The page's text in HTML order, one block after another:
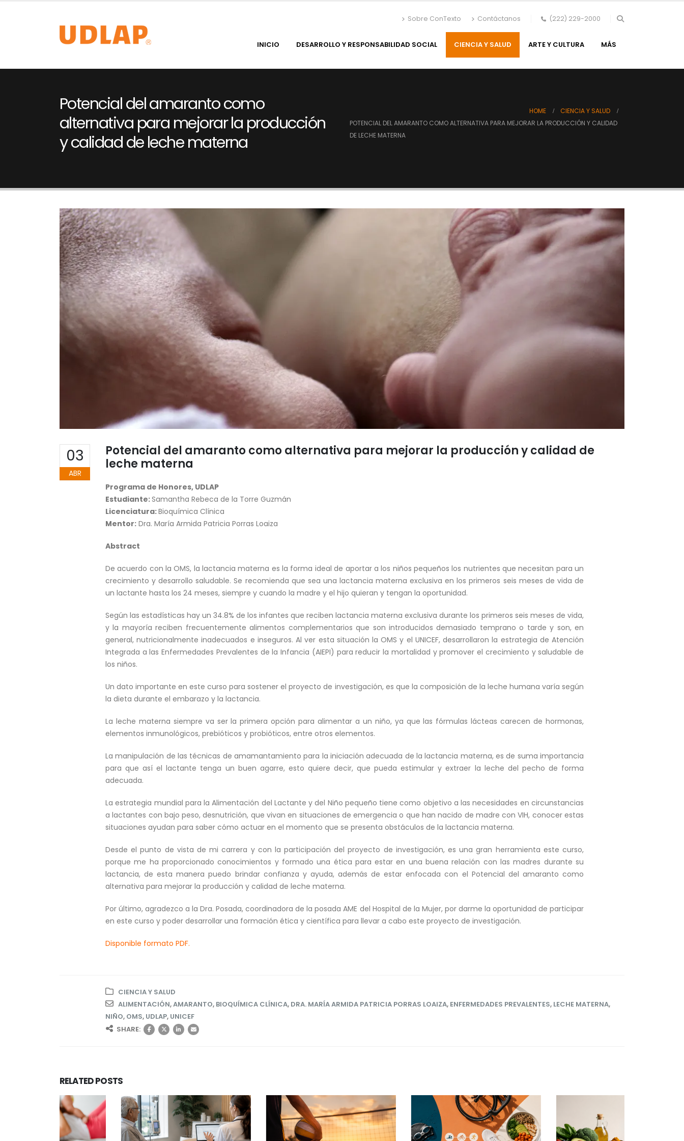
Sobre ConTexto Contáctanos (222) 229-2000
INICIO DESARROLLO Y RESPONSABILIDAD SOCIAL CIENCIA Y SALUD ARTE Y CULTURA MÁS
Potencial del amaranto como
alternativa para mejorar la producción
y calidad de leche materna
HOME
CIENCIA Y SALUD
POTENCIAL DEL AMARANTO COMO ALTERNATIVA PARA MEJORAR LA PRODUCCIÓN Y CALIDAD
DE LECHE MATERNA
03
ABR
Potencial del amaranto como alternativa para mejorar la producción y calidad de
leche materna
Programa de Honores, UDLAP
Estudiante:Samantha Rebeca de la Torre Guzmán
Licenciatura:Bioquímica Clínica
Mentor: Dra. María Armida Patricia Porras Loaiza
Abstract
De acuerdo con la OMS, la lactancia materna es la forma ideal de aportar a los niños pequeños los nutrientes que necesitan para un
crecimiento y desarrollo saludable. Se recomienda que sea una lactancia materna exclusiva en los primeros seis meses de vida de
un lactante hasta los 24 meses, siempre y cuando la madre y el hijo quieran y tengan la oportunidad.
Según las estadísticas hay un 34.8% de los infantes que reciben lactancia materna exclusiva durante los primeros seis meses de vida,
y la mayoría reciben frecuentemente alimentos complementarios que son introducidos demasiado temprano o tarde y son, en
general, nutricionalmente inadecuados e inseguros. Al ver esta situación la OMS y el UNICEF, desarrollaron la estrategia de Atención
Integrada a las Enfermedades Prevalentes de la Infancia (AIEPI) para reducir la mortalidad y promover el crecimiento y saludable de
los niños.
Un dato importante en este curso para sostener el proyecto de investigación, es que la composición de la leche humana varía según
la dieta durante el embarazo y la lactancia.
La leche materna siempre va ser la primera opción para alimentar a un niño, ya que las fórmulas lácteas carecen de hormonas,
elementos inmunológicos, prebióticos y probióticos, entre otros elementos.
La manipulación de las técnicas de amamantamiento para la iniciación adecuada de la lactancia materna, es de suma importancia
para que así el lactante tenga un buen agarre, esto quiere decir, que pueda estimular y extraer la leche del pecho de forma
adecuada.
La estrategia mundial para la Alimentación del Lactante y del Niño pequeño tiene como objetivo a las necesidades en circunstancias
a lactantes con bajo peso, desnutrición, que vivan en situaciones de emergencia o que han nacido de madre con VIH, conocer estas
situaciones ayudan para saber cómo actuar en el momento que se presenta obstáculos de la lactancia materna.
Desde el punto de vista de mi carrera y con la participación del proyecto de investigación, es una gran herramienta este curso,
porque me ha proporcionado conocimientos y formado una ética para estar en una buena relación con las madres durante su
lactancia, de esta manera puedo brindar confianza y ayuda, además de estar enfocada con el Potencial del amaranto como
alternativa para mejorar la producción y calidad de leche materna.
Por último, agradezco a la Dra. Posada, coordinadora de la posada AME del Hospital de la Mujer, por darme la oportunidad de participar
en este curso y poder desarrollar una formación ética y científica para llevar a cabo este proyecto de investigación.
Disponible formato PDF.
CIENCIA Y SALUD
ALIMENTACIÓN,AMARANTO, BIOQUÍMICA CLÍNICA, DRA. MARÍA ARMIDA PATRICIA PORRAS LOAIZA, ENFERMEDADES PREVALENTES, LECHE MATERNA,
NIÑO, OMS, UDLAP, UNICEF
SHARE:
RELATEDPOSTS